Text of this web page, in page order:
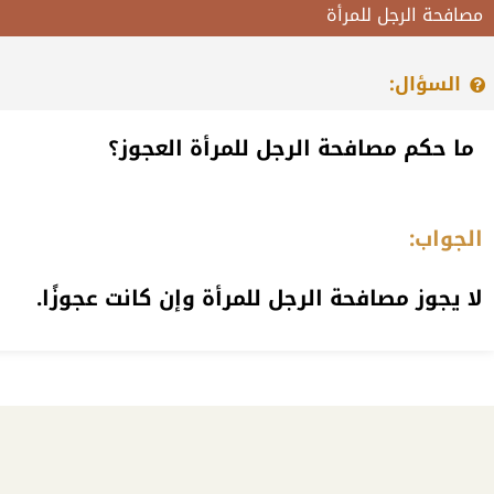
مصافحة الرجل للمرأة
السؤال:
ما حكم مصافحة الرجل للمرأة العجوز؟
الجواب:
لا يجوز مصافحة الرجل للمرأة وإن كانت عجوزًا.